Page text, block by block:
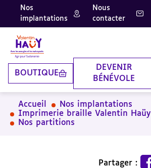
Aller
contenu
principal
Aller
pied
de
page
Aller
la
recherche
Nos
implantations
Nous
contacter
BOUTIQUE
DEVENIR
BÉNÉVOLE
Accueil
Nos implantations
Imprimerie braille Valentin Haüy
Nos partitions
Partager :